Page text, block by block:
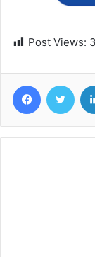
Post Views:
Facebook